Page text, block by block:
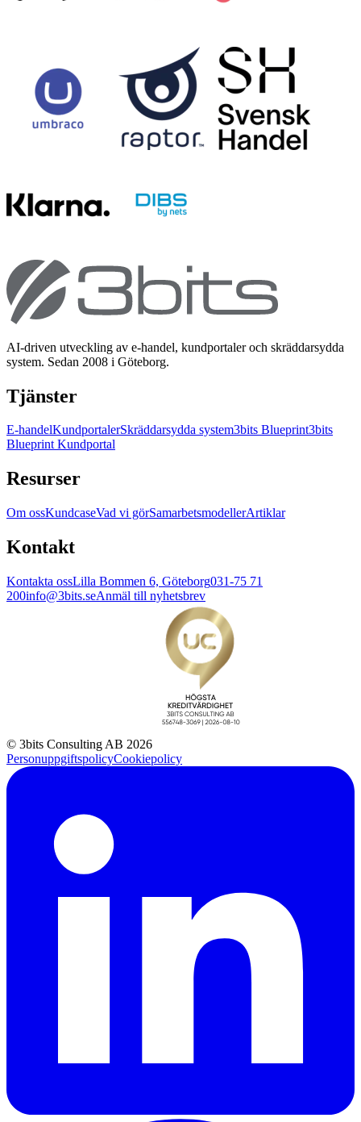
AI-driven utveckling av e-handel, kundportaler och skräddarsydda
system. Sedan 2008 i Göteborg.
Tjänster
E-handelKundportalerSkräddarsydda system3bits Blueprint3bits
Blueprint Kundportal
Resurser
Om ossKundcaseVad vi görSamarbetsmodellerArtiklar
Kontakt
Kontakta ossLilla Bommen 6, Göteborg031-75 71
200info@3bits.seAnmäl till nyhetsbrev
© 3bits Consulting AB 2026
PersonuppgiftspolicyCookiepolicy